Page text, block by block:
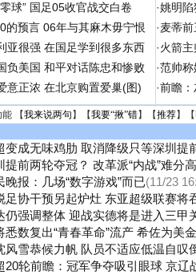
球” 国足05收官战交白卷
的预言 06年与其麻木毋宁恨
亚很强 在国足学到很多东西
负美国 和平对话陈忠和惨败
意正浓 在北京购置爱巢(图)
·姚明
·麦蒂
·火箭
·范帅
·前瞻
【我来说两句 】【我要“揪”错】【推荐】
变成无味鸡肋 取消降级只等深圳提
提前两轮夺冠？ 改革派“内战”难分
晚报：几场“数字游戏”而已(11/23
足协干预另起炉灶 东亚超级联赛将
仍强调整体 迎战实德将是进入三甲
悉数复出“青春革命”流产 希佐为美
风雪恭候力帆 队员不适应低温自叹
20轮前瞻：冠军争夺吸引眼球 京辽